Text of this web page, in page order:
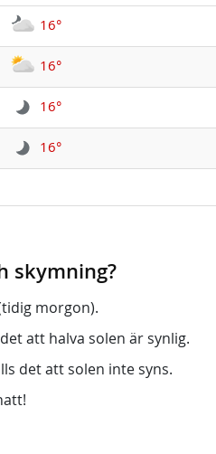
16°
16°
16°
16°
skymning?
morgon).
att halva solen är synlig.
det att solen inte syns.